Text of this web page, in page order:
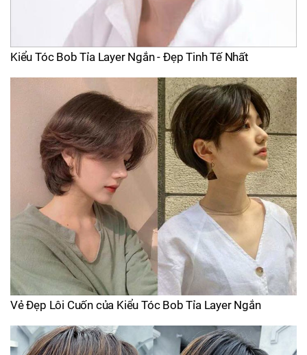
Kiểu Tóc Bob Tỉa Layer Ngắn - Đẹp Tinh Tế Nhất
Vẻ Đẹp Lôi Cuốn của Kiểu Tóc Bob Tỉa Layer Ngắn